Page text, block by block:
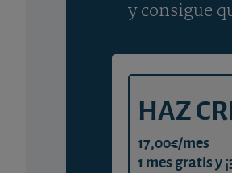
y consigue
HAZ
17,00€/mes
1 mes gratis y